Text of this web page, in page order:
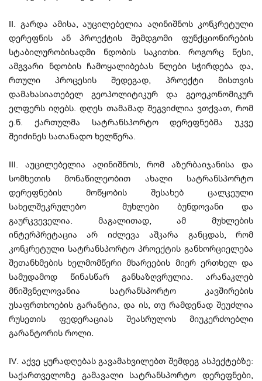
II. გარდა ამისა, აუცილებელია აღინიშნოს კონკრეტული
დერეფნის ან პროექტის შემდგომი ფუნქციონირების
სტაბილურობისადმი ნდობის საკითხი. როგორც წესი,
ამგვარი ნდობის ჩამოყალიბებას წლები სჭირდება და,
რთული პროცესის შედეგად, პროექტი მისთვის
დამახასიათებელ გეოპოლიტიკურ და გეოეკონომიკურ
ელფერს იღებს. დღეს თამამად შეგვიძლია ვთქვათ, რომ
ე.წ. ქართულმა სატრანსპორტო დერეფნებმა უკვე
შეიძინეს სათანადო ხელწერა.
III. აუცილებელია აღინიშნოს, რომ აზერბაიჯანისა და
სომხეთის მონაწილეობით ახალი სატრანსპორტო
დერეფნების მოწყობის შესახებ ცალკეული
სახელშეკრულებო მუხლები ბუნდოვანი და
გაურკვეველია. მაგალითად, ამ მუხლების
ინტერპრეტაცია არ იძლევა აშკარა განცდას, რომ
კონკრეტული სატრანსპორტო პროექტის განხორციელება
შეთანხმების ხელმომწერი მხარეების მიერ ერთხელ და
სამუდამოდ წინასწარ განსაზღვრულია. არანაკლებ
მნიშვნელოვანია სატრანსპორტო კავშირების
უსაფრთხოების გარანტია, და ის, თუ რამდენად შეუძლია
რუსეთის ფედერაციას შეასრულოს მიუკერძოებლი
გარანტორის როლი.
IV. აქვე ყურადღებას გავამახვილებთ შემდეგ ასპექტებზე:
საქართველოზე გამავალი სატრანსპორტო დერეფნები,